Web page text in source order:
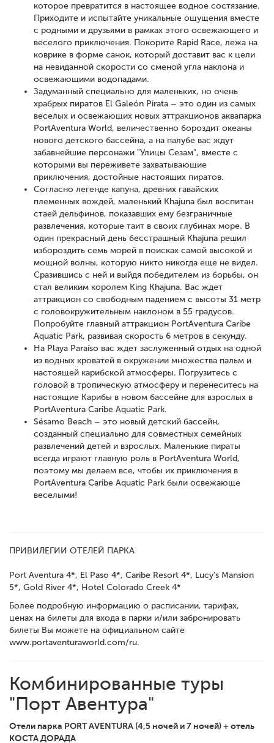
которое превратится в настоящее водное состязание.
Приходите и испытайте уникальные ощущения вместе
с родными и друзьями в рамках этого освежающего и
веселого приключения. Покорите Rapid Race, лежа на
коврике в форме санок, который доставит вас к цели
на невиданной скорости со сменой угла наклона и
освежающими водопадами.
Задуманный специально для маленьких, но очень
храбрых пиратов El Galeón Pirata – это один из самых
веселых и освежающих новых аттракционов аквапарка
PortAventura World, величественно бороздит океаны
нового детского бассейна, а на палубе вас ждут
забавнейшие персонажи "Улицы Сезам", вместе с
которыми вы переживете захватывающие
приключения, достойные настоящих пиратов.
Согласно легенде капуна, древних гавайских
племенных вождей, маленький Khajuna был воспитан
стаей дельфинов, показавших ему безграничные
развлечения, которые таит в своих глубинах море. В
один прекрасный день бесстрашный Khajuna решил
избороздить семь морей в поисках самой высокой и
мощной волны, которую никто никогда еще не видел.
Сразившись с ней и выйдя победителем из борьбы, он
стал великим королем King Khajuna. Вас ждет
аттракцион со свободным падением с высоты 31 метр
с головокружительным наклоном в 55 градусов.
Попробуйте главный аттракцион PortAventura Caribe
Aquatic Park, развивая скорость 6 метров в секунду.
На Playa Paraíso вас ждет заслуженный отдых на одной
из водных кроватей в окружении множества пальм и
настоящей карибской атмосферы. Погрузитесь с
головой в тропическую атмосферу и перенеситесь на
настоящие Карибы в новом бассейне для взрослых в
PortAventura Caribe Aquatic Park.
Sésamo Beach – это новый детский бассейн,
созданный специально для совместных семейных
развлечений детей и взрослых. Маленькие пираты
всегда играют главную роль в PortAventura World,
поэтому мы делаем все, чтобы их приключения в
PortAventura Caribe Aquatic Park были освежающе
веселыми!
ПРИВИЛЕГИИ ОТЕЛЕЙ ПАРКА
Port Aventura 4*, El Paso 4*, Caribe Resort 4*, Lucy's Mansion
5*, Gold River 4*, Hotel Colorado Creek 4*
Более подробную информацию о расписании, тарифах,
ценах на билеты для входа в парки и/или забронировать
билеты Вы можете на официальном сайте
www.portaventuraworld.com/ru.
Комбинированные туры
"Порт Авентура"
Отели парка PORT AVENTURA (4,5 ночей и 7 ночей) + отель
КОСТА ДОРАДА